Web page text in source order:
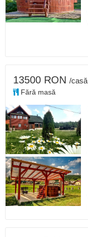
13500 RON /casă
Fără masă